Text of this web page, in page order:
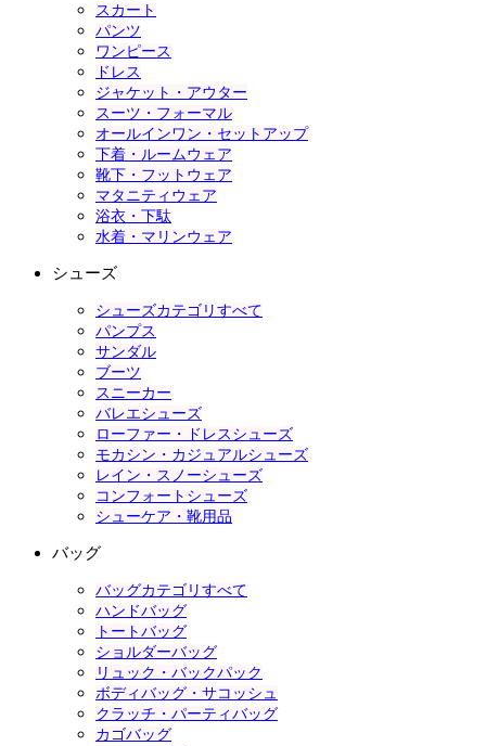
スカート
パンツ
ワンピース
ドレス
ジャケット・アウター
スーツ・フォーマル
オールインワン・セットアップ
下着・ルームウェア
靴下・フットウェア
マタニティウェア
浴衣・下駄
水着・マリンウェア
シューズ
シューズカテゴリすべて
パンプス
サンダル
ブーツ
スニーカー
バレエシューズ
ローファー・ドレスシューズ
モカシン・カジュアルシューズ
レイン・スノーシューズ
コンフォートシューズ
シューケア・靴用品
バッグ
バッグカテゴリすべて
ハンドバッグ
トートバッグ
ショルダーバッグ
リュック・バックパック
ボディバッグ・サコッシュ
クラッチ・パーティバッグ
カゴバッグ